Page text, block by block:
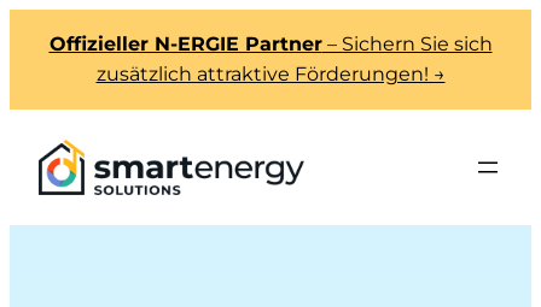
Offizieller N-ERGIE Partner– Sichern Sie sich
zusätzlich attraktive Förderungen! →